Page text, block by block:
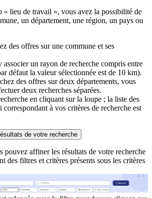
« lieu de travail », vous avez la possibilité de
un département, une région, un pays ou
des offres sur une commune et ses
associer un rayon de recherche compris entre
défaut la valeur sélectionnée est de 10 km).
des offres sur deux départements, vous
deux recherches séparées.
en cliquant sur la loupe ; la liste des
à vos critères de recherche est
de votre recherche
pouvez affiner les résultats de votre recherche
des filtres et critères présents sous les critères